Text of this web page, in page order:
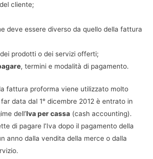
cliente;
deve essere diverso da quello della fattura
prodotti o dei servizi offerti;
, termini e modalità di pagamento.
fattura proforma viene utilizzato molto
data dal 1° dicembre 2012 è entrato in
dell’Iva per cassa (cash accounting).
di pagare l’Iva dopo il pagamento della
anno dalla vendita della merce o dalla